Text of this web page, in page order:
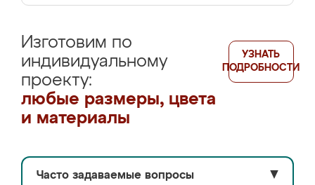
Изготовим по
индивидуальному
проекту:
любые размеры, цвета
и материалы
УЗНАТЬ
ПОДРОБНОСТИ
Часто задаваемые вопросы ▼